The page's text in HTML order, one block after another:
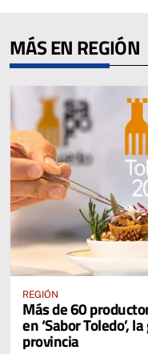
MÁS EN REGIÓN
REGIÓN
Más de 60
en ‘Sabor Toledo’,
provincia